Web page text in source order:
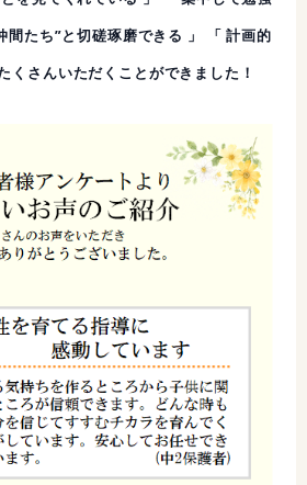
間たち”と切磋琢磨できる 」 「 計画的
くさんいただくことができました！